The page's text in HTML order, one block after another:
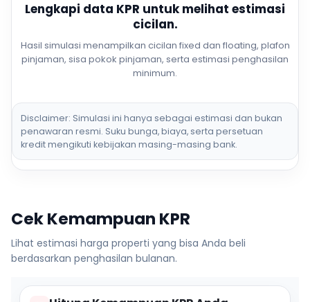
Lengkapi data KPR untuk melihat estimasi
cicilan.
Hasil simulasi menampilkan cicilan fixed dan floating, plafon
pinjaman, sisa pokok pinjaman, serta estimasi penghasilan
minimum.
Disclaimer: Simulasi ini hanya sebagai estimasi dan bukan
penawaran resmi. Suku bunga, biaya, serta persetuan
kredit mengikuti kebijakan masing-masing bank.
Cek Kemampuan KPR
Lihat estimasi harga properti yang bisa Anda beli
berdasarkan penghasilan bulanan.